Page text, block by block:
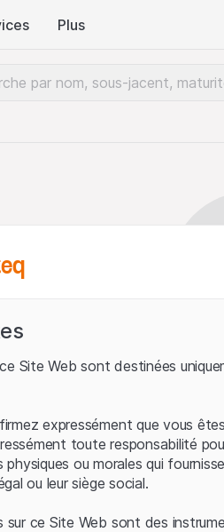
Plus
Site Web sont destinées
expressément que vous
toute responsabilité
ou morales qui
ou leur siège social.
ce Site Web sont des